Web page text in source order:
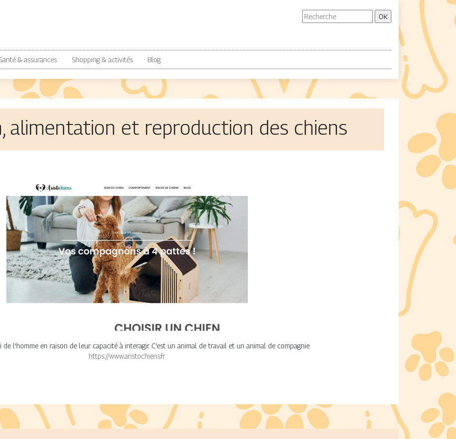
& assurances Shopping & activités Blog
alimentation et reproduction des chiens
l'homme en raison de leur capacité à interagir. C’est un animal de travail et un animal de compagnie.
https://www.aristochiens.fr